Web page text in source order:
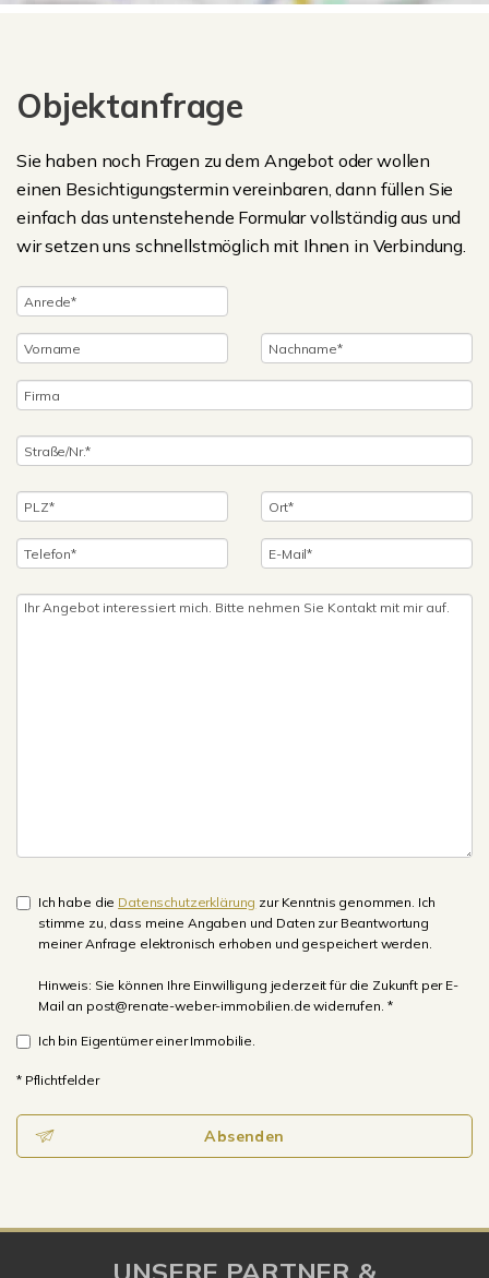
Objektanfrage
Sie haben noch Fragen zu dem Angebot oder wollen
einen Besichtigungstermin vereinbaren, dann füllen Sie
einfach das untenstehende Formular vollständig aus und
wir setzen uns schnellstmöglich mit Ihnen in Verbindung.
Ich habe die Datenschutzerklärung zur Kenntnis genommen. Ich
stimme zu, dass meine Angaben und Daten zur Beantwortung
meiner Anfrage elektronisch erhoben und gespeichert werden.
Hinweis: Sie können Ihre Einwilligung jederzeit für die Zukunft per E-
Mail an post@renate-weber-immobilien.de widerrufen. *
Ich bin Eigentümer einer Immobilie.
* Pflichtfelder
Absenden
UNSERE PARTNER &